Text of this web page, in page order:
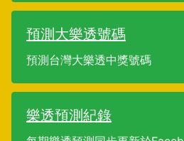
預測大樂透號碼
預測台灣大樂透中獎號碼
樂透預測紀錄